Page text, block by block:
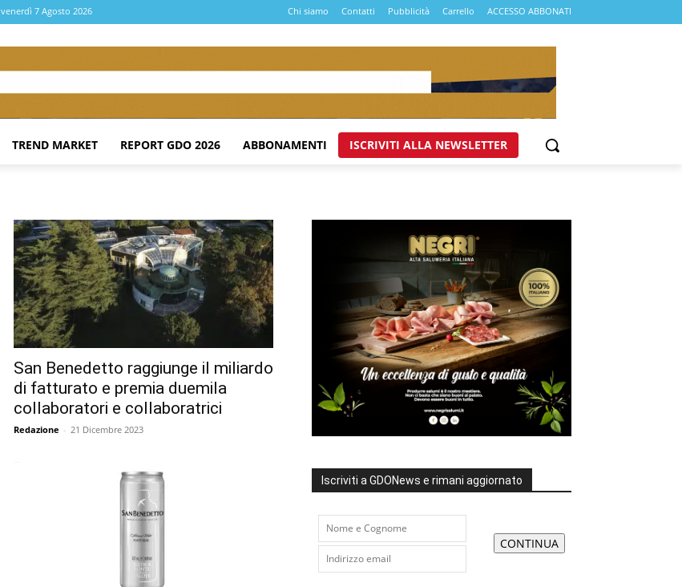
venerdì 7 Agosto 2026 Chi siamo Contatti Pubblicità Carrello ACCESSO ABBONATI
TREND MARKET REPORT GDO 2026 ABBONAMENTI ISCRIVITI ALLA NEWSLETTER
San Benedetto raggiunge il miliardo
di fatturato e premia duemila
collaboratori e collaboratrici
Redazione - 21 Dicembre 2023
Iscriviti a GDONews e rimani aggiornato